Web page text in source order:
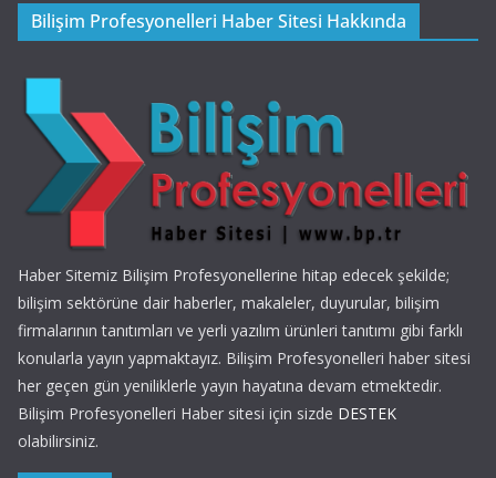
Bilişim Profesyonelleri Haber Sitesi Hakkında
Haber Sitemiz Bilişim Profesyonellerine hitap edecek şekilde;
bilişim sektörüne dair haberler, makaleler, duyurular, bilişim
firmalarının tanıtımları ve yerli yazılım ürünleri tanıtımı gibi farklı
konularla yayın yapmaktayız. Bilişim Profesyonelleri haber sitesi
her geçen gün yeniliklerle yayın hayatına devam etmektedir.
Bilişim Profesyonelleri Haber sitesi için sizde DESTEK
olabilirsiniz.